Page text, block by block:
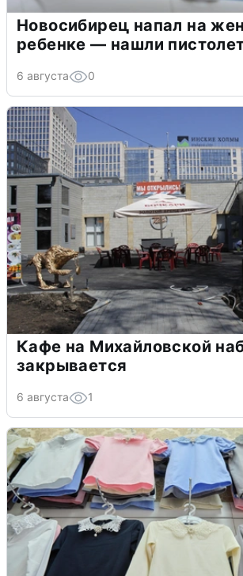
Новосибирец напал на
ребенке — нашли
6 августа 0
Кафе на Михайловской
закрывается
6 августа 1